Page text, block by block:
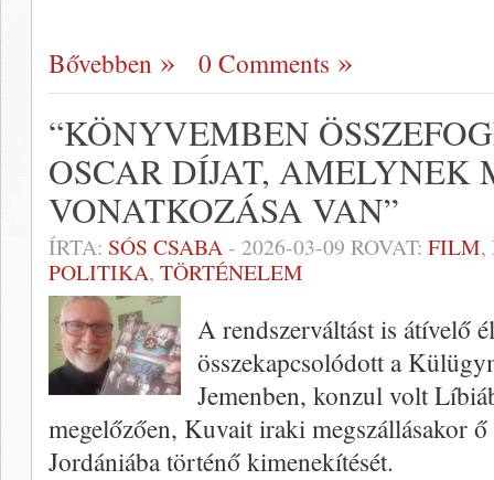
Bővebben 0 Comments
“KÖNYVEMBEN
OSCAR DÍJAT, AMELYNEK
VONATKOZÁSA VAN”
ÍRTA: SÓS CSABA- 2026-03-09 ROVAT: FILM,
POLITIKA, TÖRTÉNELEM
A rendszerváltást is átívelő
összekapcsolódott a
Jemenben, konzul volt
megelőzően, Kuvait iraki megszállásakor
Jordániába történő kimenekítését.